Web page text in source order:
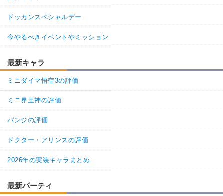
ドッカンスペシャルデー
今やるべきイベントやミッション
最新キャラ
ミニダイマ悟空3の評価
ミニ界王神の評価
パンジの評価
ドクター・アリンスの評価
2026年の実装キャラまとめ
最新パーティ